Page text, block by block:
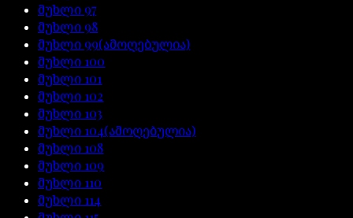
მუხლი 97
მუხლი 98
მუხლი 99(ამოღებულია)
მუხლი 100
მუხლი 101
მუხლი 102
მუხლი 103
მუხლი 104(ამოღებულია)
მუხლი 108
მუხლი 109
მუხლი 110
მუხლი 114